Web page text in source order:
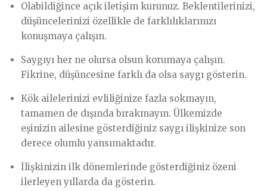
Olabildiğince açık iletişim kurunuz. Beklentilerinizi,
düşüncelerinizi özellikle de farklılıklarınızı
konuşmaya çalışın.
Saygıyı her ne olursa olsun korumaya çalışın.
Fikrine, düşüncesine farklı da olsa saygı gösterin.
Kök ailelerinizi evliliğinize fazla sokmayın,
tamamen de dışında bırakmayın. Ülkemizde
eşinizin ailesine gösterdiğiniz saygı ilişkinize son
derece olumlu yansımaktadır.
İlişkinizin ilk dönemlerinde gösterdiğiniz özeni
ilerleyen yıllarda da gösterin.